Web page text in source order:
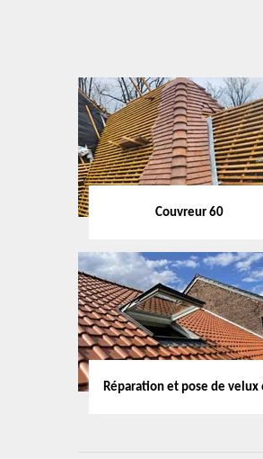
Couvreur 60
Réparation et pose de velux